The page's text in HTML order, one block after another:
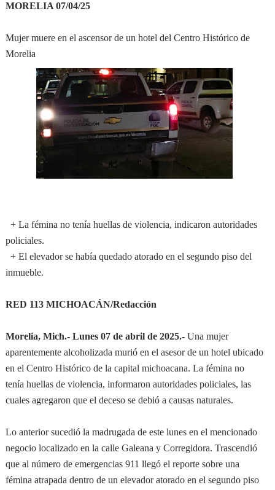
MORELIA 07/04/25
Mujer muere en el ascensor de un hotel del Centro Histórico de
Morelia
+ La fémina no tenía huellas de violencia, indicaron autoridades
policiales.
+ El elevador se había quedado atorado en el segundo piso del
inmueble.
RED 113 MICHOACÁN/Redacción
Morelia, Mich.- Lunes 07 de abril de 2025.-Una mujer
aparentemente alcoholizada murió en el asesor de un hotel ubicado
en el Centro Histórico de la capital michoacana. La fémina no
tenía huellas de violencia, informaron autoridades policiales, las
cuales agregaron que el deceso se debió a causas naturales.
Lo anterior sucedió la madrugada de este lunes en el mencionado
negocio localizado en la calle Galeana y Corregidora. Trascendió
que al número de emergencias 911 llegó el reporte sobre una
fémina atrapada dentro de un elevador atorado en el segundo piso